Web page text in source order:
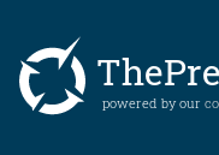
powered by our